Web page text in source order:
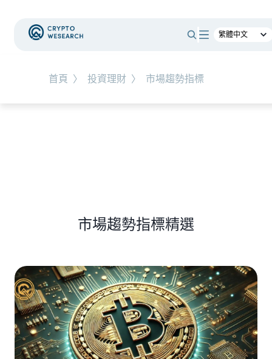
首頁 〉 投資理財 〉 市場趨勢指標
新手教學 # 基礎知識 TW-Stocks
市場趨勢指標精選